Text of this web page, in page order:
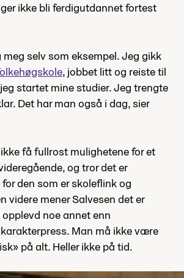
ikke bli ferdigutdannet fortest
meg selv som eksempel. Jeg gikk
, jobbet litt og reiste til
startet mine studier. Jeg trengte
Det har man også i dag, sier
få fullrost mulighetene for et
og tror det er
den som er skoleflink og
videre mener Salvesen det er
noe annet enn
Man må ikke være
på alt. Heller ikke på tid.